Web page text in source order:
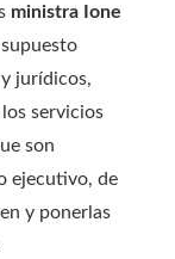
ministra Ione
jurídicos,
servicios
son
ejecutivo, de
y ponerlas